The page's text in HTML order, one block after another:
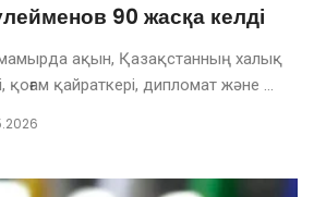
90 жасқа келді
мамырда ақын, Қазақстанның халық
қайраткері, дипломат және ...